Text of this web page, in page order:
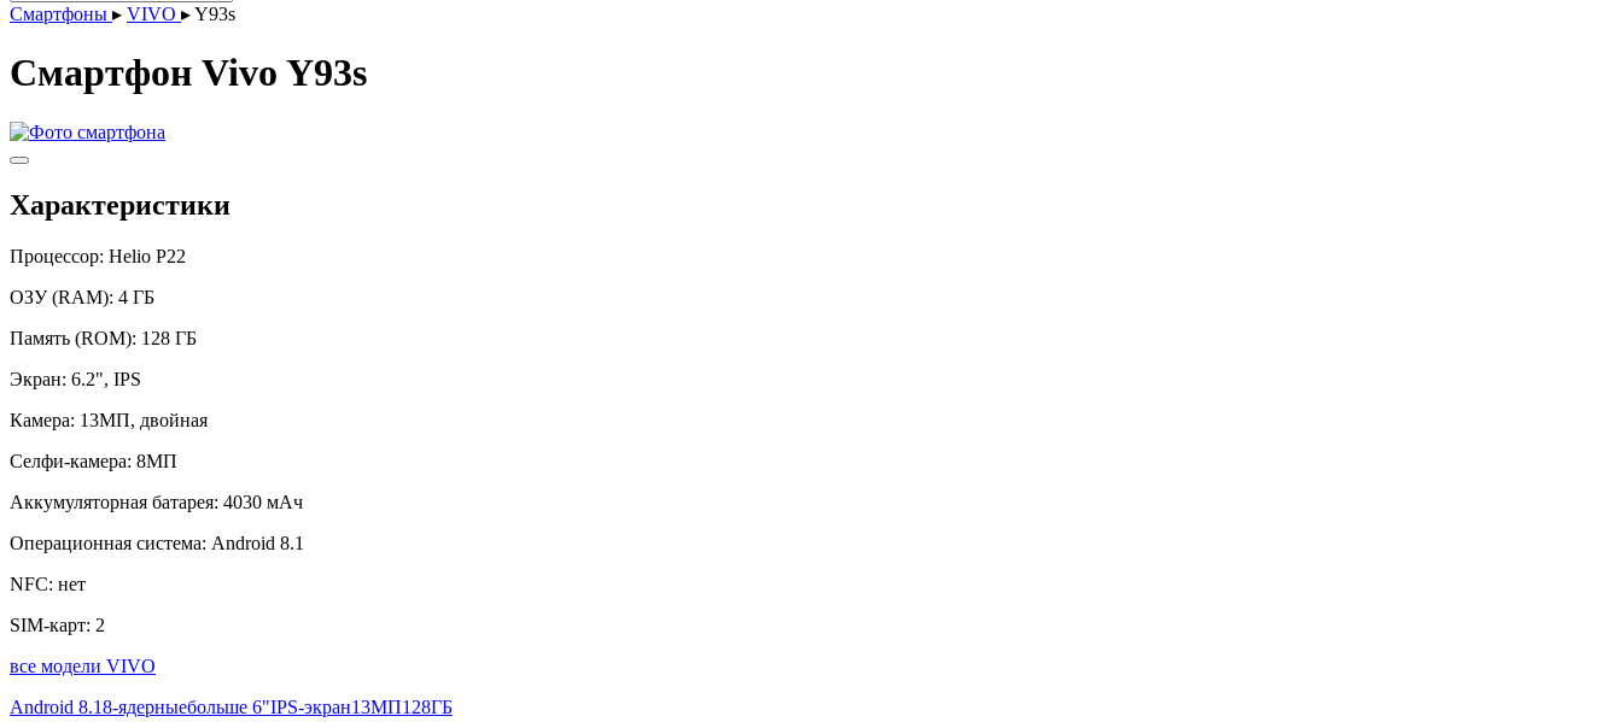
Смартфоны ▸ VIVO ▸Y93s
Смартфон Vivo Y93s
Характеристики
Процессор: Helio P22
ОЗУ (RAM): 4 ГБ
Память (ROM): 128 ГБ
Экран: 6.2", IPS
Камера: 13МП, двойная
Селфи-камера: 8МП
Аккумуляторная батарея: 4030 мАч
Операционная система: Android 8.1
NFC: нет
SIM-карт: 2
все модели VIVO
Android 8.18-ядерныебольше 6"IPS-экран13МП128ГБ